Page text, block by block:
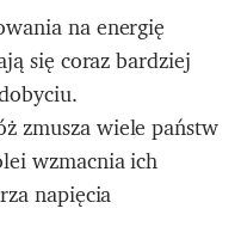
na energię
się coraz bardziej
zmusza wiele państw
wzmacnia ich
napięcia